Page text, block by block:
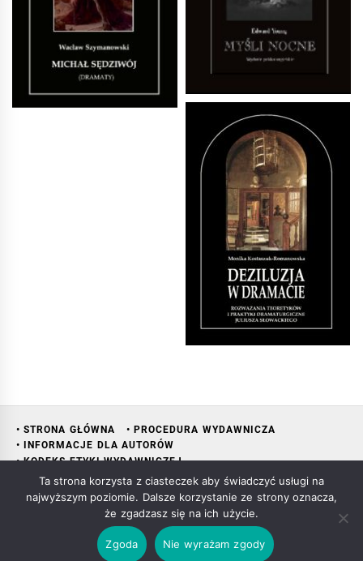
• STRONA GŁÓWNA
• PROCEDURA WYDAWNICZA
• INFORMACJE DLA AUTORÓW
• KODEKS ETYKI WYDAWNICZEJ
• RADA NAUKOWA WYDAWNICTWA
• KONTAKT • KSIĘGARNIA
Copyright All rights reserved Mariusz Śliwowski
byThemeinwp.
Ta strona korzysta z ciasteczek aby świadczyć usługi na
najwyższym poziomie. Dalsze korzystanie ze strony oznacza,
że zgadzasz się na ich użycie.
Zgoda Nie wyrażam zgody